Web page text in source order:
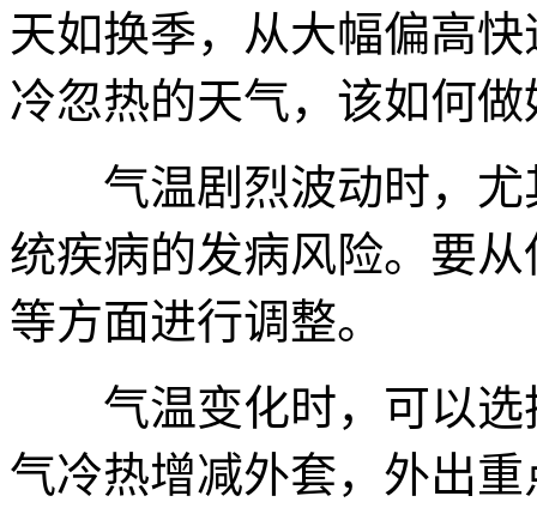
天如换季，从大幅偏高
冷忽热的天气，该如何
气温剧烈波动时，尤
统疾病的发病风险。要
等方面进行调整。
气温变化时，可以选
气冷热增减外套，外出